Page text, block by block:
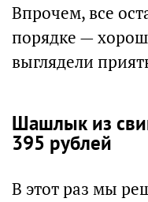
Впрочем, все
порядке —
выглядели
Шашлык из
395 рублей
В этот раз мы